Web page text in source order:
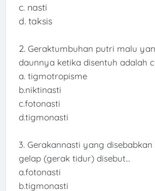
c. nasti
d. taksis
2. Geraktumbuhan putri malu
daunnya ketika disentuh adalah
a. tigmotropisme
b.niktinasti
c.fotonasti
d.tigmonasti
3. Gerakannasti yang disebabkan
gelap (gerak tidur) disebut...
a.fotonasti
b.tigmonasti